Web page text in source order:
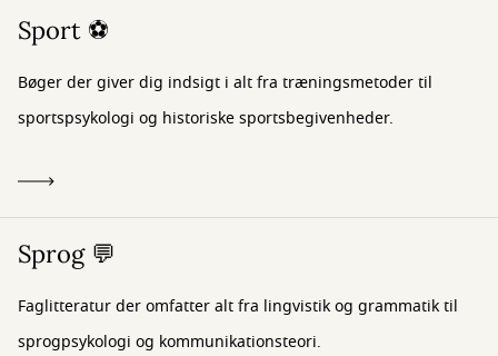
Sport ⚽
Bøger der giver dig indsigt i alt fra træningsmetoder til
sportspsykologi og historiske sportsbegivenheder.
Sprog 💬
Faglitteratur der omfatter alt fra lingvistik og grammatik til
sprogpsykologi og kommunikationsteori.